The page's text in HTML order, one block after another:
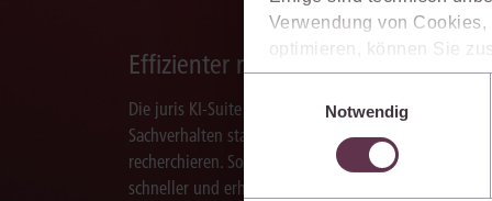
Verwendung von
optimieren, können Sie
sich auch damit
die USA) übermittelt
im Cookiebanner sowie in
Notwendig
Effizienter recherchieren
Die juris KI-Suite ermöglicht Ihnen, nach ganzen
Sachverhalten statt nur nach Stichworten zu
recherchieren. So finden Sie relevante Inhalte
schneller und erhalten Ergebnisse, mit denen Sie